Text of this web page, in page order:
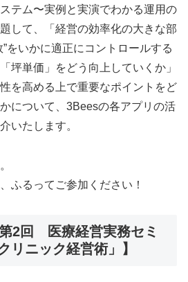
テム〜実例と実演でわかる運用の
して、「経営の効率化の大きな部
をいかに適正にコントロールする
坪単価」をどう向上していくか」
を高める上で重要なポイントをど
について、3Beesの各アプリの活
いたします。
ふるってご参加ください！
2回 医療経営実務セミ
リニック経営術」】